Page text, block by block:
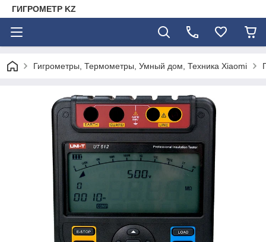
ГИГРОМЕТР KZ
Гигрометры, Термометры, Умный дом, Техника Xiaomi